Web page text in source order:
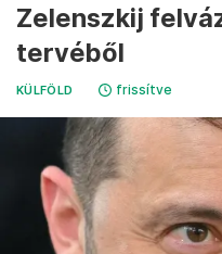
Zelenszkij
tervéből
KÜLFÖLD frissítve